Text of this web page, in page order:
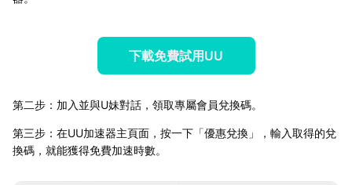
下載免費試用UU
第二步：加入並與U妹對話，領取專屬會員兌換碼。
第三步：在UU加速器主頁面，按一下「優惠兌換」，輸入取得的兌
換碼，就能獲得免費加速時數。